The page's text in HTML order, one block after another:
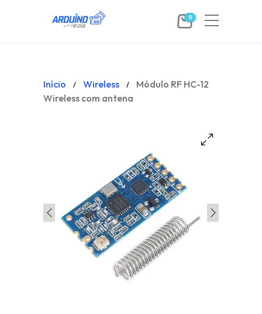
0
Início / Wireless /
Módulo RF HC-12
Wireless com antena